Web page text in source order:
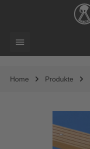
Home Produkte